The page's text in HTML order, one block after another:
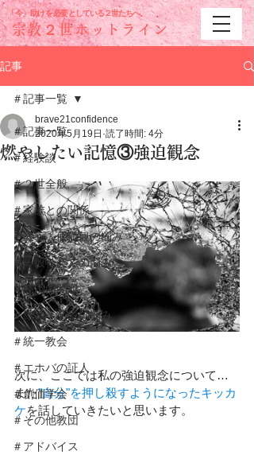
宗教２世ホットライン
「今」助けを必要と している２世たちへ。
記事
＃記事一覧
＃経験談
＃２世全般
＃家族との関係
＃教義・価値観の悩み
＃一般社会での悩み
＃経済的問題
＃結婚・恋愛の悩み
＃統一教会
＃エホバの証人
＃創価学会
＃その他教団
＃アドバイス
＃記事一覧
燃やしたい記憶③強迫観念
brave21confidence
2020年5月19日 読了時間: 4分
次に、ここでは私の強迫観念について…
また"自分"を押し殺すようになったキッカ
ケを話していきたいと思います。